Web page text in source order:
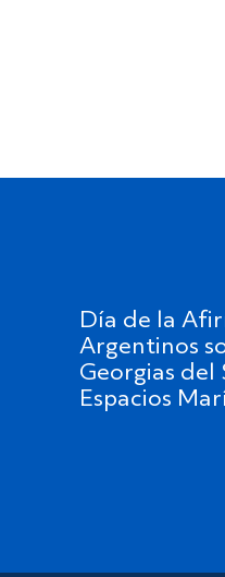
Día de la
Argentinos
Georgias del
Espacios